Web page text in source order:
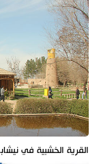
القرية الخشبية في